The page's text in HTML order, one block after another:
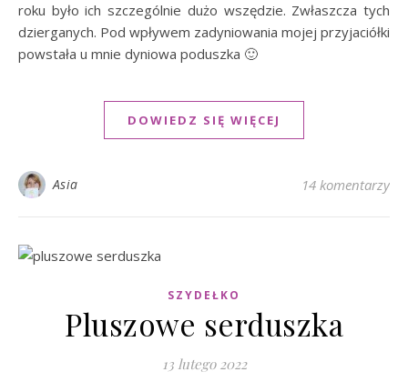
roku było ich szczególnie dużo wszędzie. Zwłaszcza tych
dzierganych. Pod wpływem zadyniowania mojej przyjaciółki
powstała u mnie dyniowa poduszka 🙂
DOWIEDZ SIĘ WIĘCEJ
Asia 14 komentarzy
SZYDEŁKO
Pluszowe serduszka
13 lutego 2022